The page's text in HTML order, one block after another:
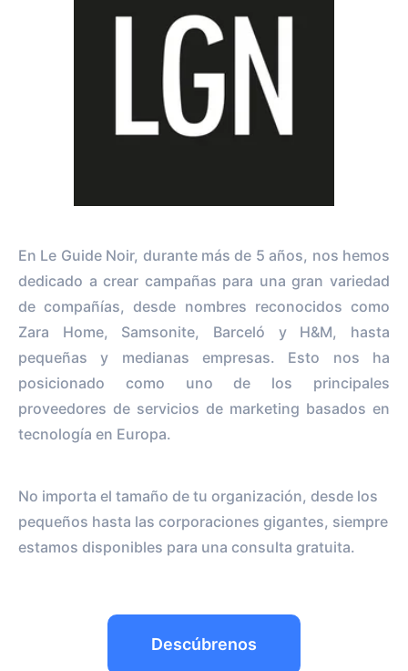
En Le Guide Noir, durante más de 5 años, nos hemos
dedicado a crear campañas para una gran variedad
de compañías, desde nombres reconocidos como
Zara Home, Samsonite, Barceló y H&M, hasta
pequeñas y medianas empresas. Esto nos ha
posicionado como uno de los principales
proveedores de servicios de marketing basados en
tecnología en Europa.
No importa el tamaño de tu organización, desde los
pequeños hasta las corporaciones gigantes, siempre
estamos disponibles para una consulta gratuita.
Descúbrenos